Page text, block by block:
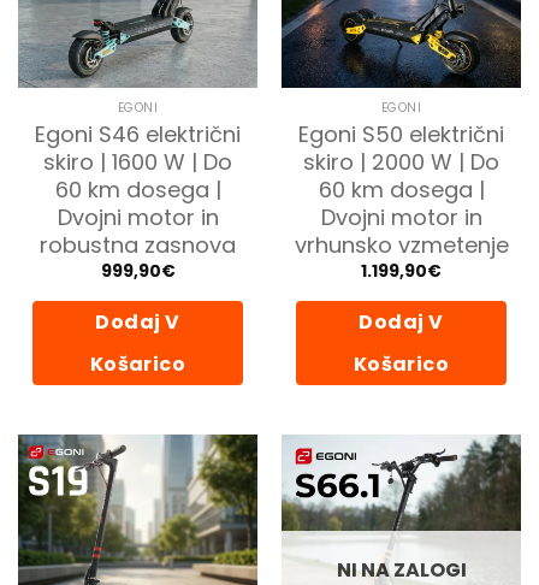
EGONI
Egoni S46 električni
skiro | 1600 W | Do
60 km dosega |
Dvojni motor in
robustna zasnova
999,90€
Dodaj V
Košarico
EGONI
Egoni S50 električni
skiro | 2000 W | Do
60 km dosega |
Dvojni motor in
vrhunsko vzmetenje
1.199,90€
Dodaj V
Košarico
NI NA ZALOGI